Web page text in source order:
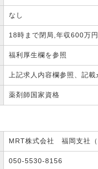
なし
18時まで閉局,年収600万
福利厚生欄を参照
上記求人内容欄参照、記
薬剤師国家資格
MRT株式会社 福岡支社
050-5530-8156